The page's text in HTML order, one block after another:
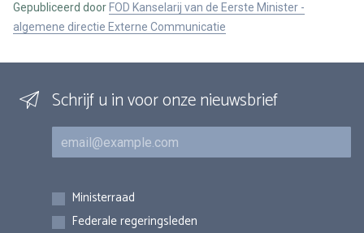
Gepubliceerd door FOD Kanselarij van de Eerste Minister -
algemene directie Externe Communicatie
Schrijf u in voor onze nieuwsbrief
E-mail
Inschrijvingen
Ministerraad
Federale regeringsleden